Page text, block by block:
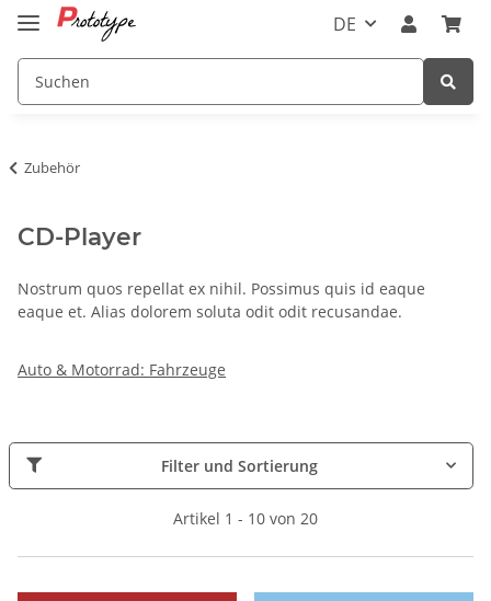
DE
Zubehör
CD-Player
Nostrum quos repellat ex nihil. Possimus quis id eaque
eaque et. Alias dolorem soluta odit odit recusandae.
Auto & Motorrad: Fahrzeuge
Filter und Sortierung
Artikel 1 - 10 von 20